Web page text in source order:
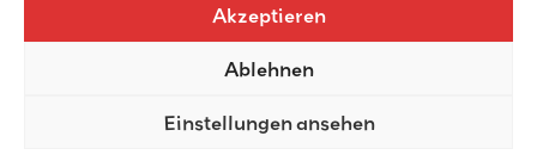
Akzeptieren
Ablehnen
Einstellungen ansehen